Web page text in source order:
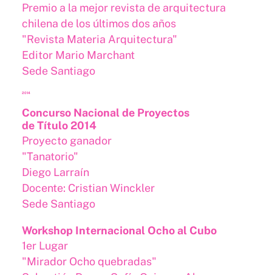
Premio a la mejor revista de arquitectura
chilena de los últimos dos años
"Revista Materia Arquitectura"
Editor Mario Marchant
Sede Santiago
2014
Concurso Nacional de Proyectos
de Título 2014
Proyecto ganador
"Tanatorio"
Diego Larraín
Docente: Cristian Winckler
Sede Santiago
Workshop Internacional Ocho al Cubo
1er Lugar
"Mirador Ocho quebradas"